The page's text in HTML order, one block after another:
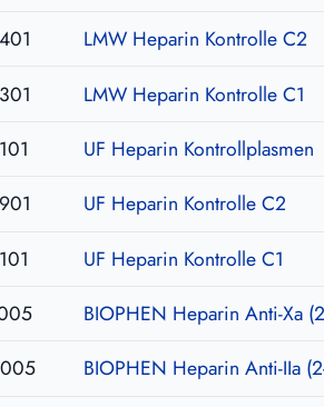
LMW Heparin Kontrolle C2
LMW Heparin Kontrolle C1
UF Heparin Kontrollplasmen
UF Heparin Kontrolle C2
UF Heparin Kontrolle C1
BIOPHEN Heparin Anti-Xa
BIOPHEN Heparin Anti-IIa